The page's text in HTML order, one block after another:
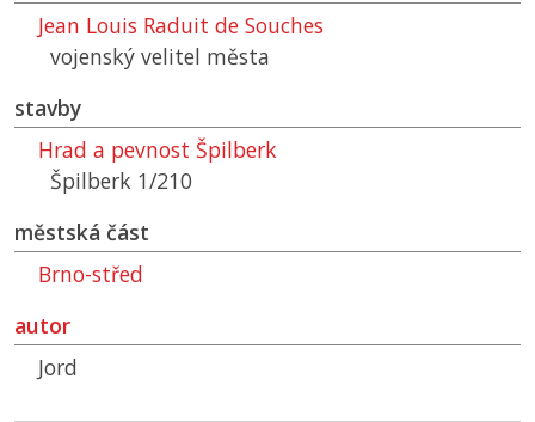
Jean Louis Raduit de Souches
vojenský velitel města
stavby
Hrad a pevnost Špilberk
Špilberk 1/210
městská část
Brno-střed
autor
Jord